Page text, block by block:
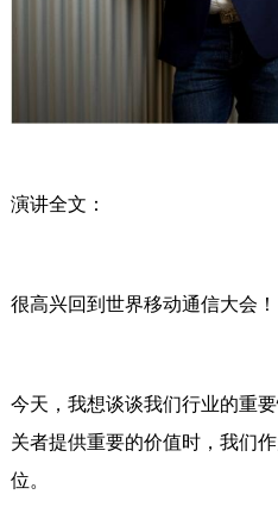
演讲全文：
很高兴回到世界移动通信大会！
今天，我想谈谈我们行业的重
关者提供重要的价值时，我们
位。